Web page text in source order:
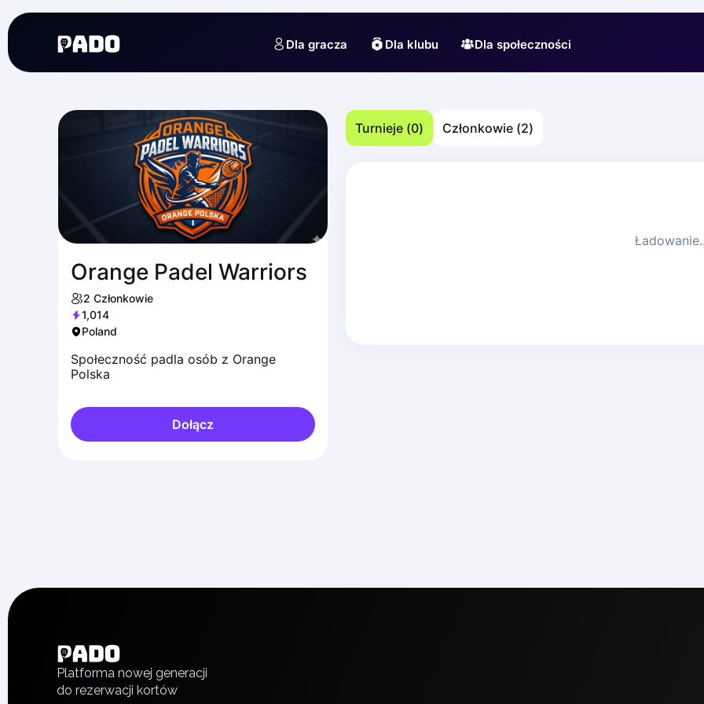
Dla gracza Dla klubu Dla społeczności
English
Українська
Polski
Русский
Orange Padel Warriors
2 Członkowie
1,014
Poland
Społeczność padla osób z Orange
Polska
Dołącz
Turnieje (0) Członkowie (2)
English
Українська
Platforma nowej generacji
do rezerwacji kortów